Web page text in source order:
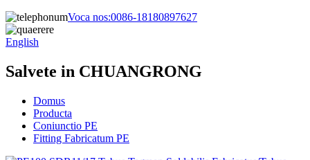
Voca nos:0086-18180897627
English
Salvete in CHUANGRONG
Domus
Producta
Coniunctio PE
Fitting Fabricatum PE